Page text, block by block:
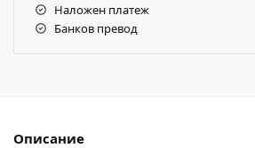
Наложен платеж
Банков превод
Описание